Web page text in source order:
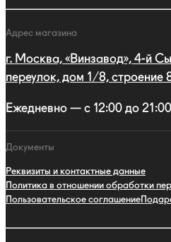
Адрес магазина
г. Москва, «Винзавод», 4-й
переулок, дом 1/8, строение
Ежедневно — с 12:00 до 21:00
Документы
Реквизиты и контактные данные
Политика в отношении обработки
Пользовательское соглашение